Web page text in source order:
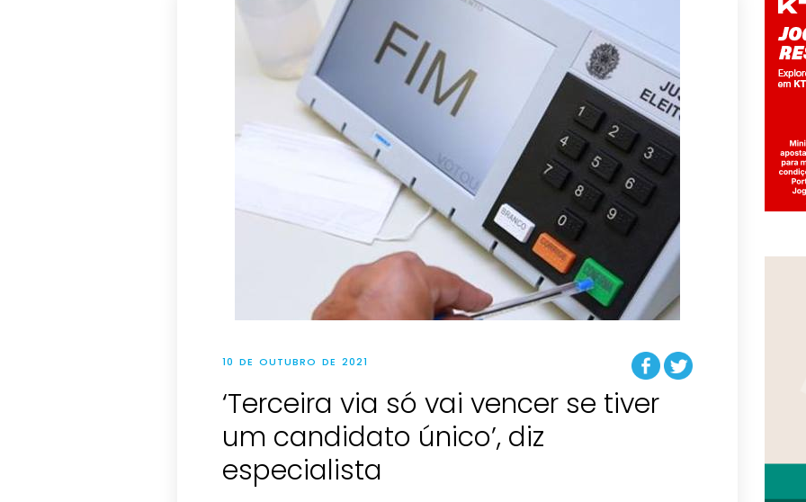
10 DE OUTUBRO DE 2021
‘Terceira via só vai vencer se tiver
um candidato único’, diz
especialista